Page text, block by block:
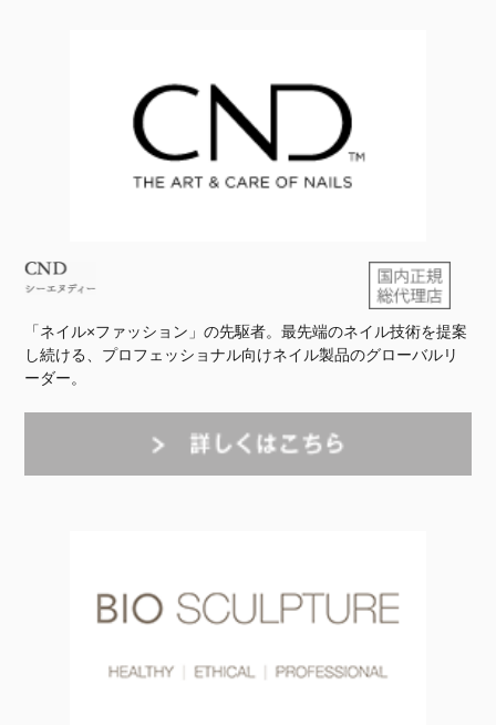
「ネイル×ファッション」の先駆者。最先端のネイル技術を提案
し続ける、プロフェッショナル向けネイル製品のグローバルリ
ーダー。